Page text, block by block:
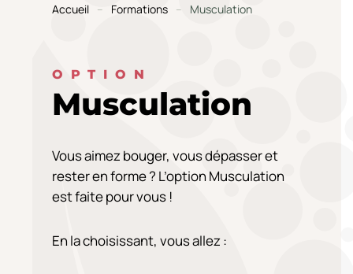
Accueil Formations Musculation
OPTION
Musculation
Vous aimez bouger, vous dépasser et
rester en forme ? L’option Musculation
est faite pour vous !
En la choisissant, vous allez :